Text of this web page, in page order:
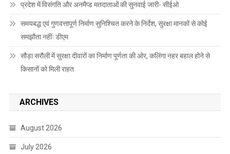
प्रदेश में विसंगति और अनमैप्ड मतदाताओं की सुनवाई जारी- सीईओ
समयबद्ध एवं गुणवत्तापूर्ण निर्माण सुनिश्चित करने के निर्देश, सुरक्षा मानकों से कोई
समझौता नहींः डीएम
सौड़ा सरौली में सुरक्षा दीवारों का निर्माण पूर्णता की ओर, कलिंगा नहर बहाल होने से
किसानों को मिली राहत
ARCHIVES
August 2026
July 2026